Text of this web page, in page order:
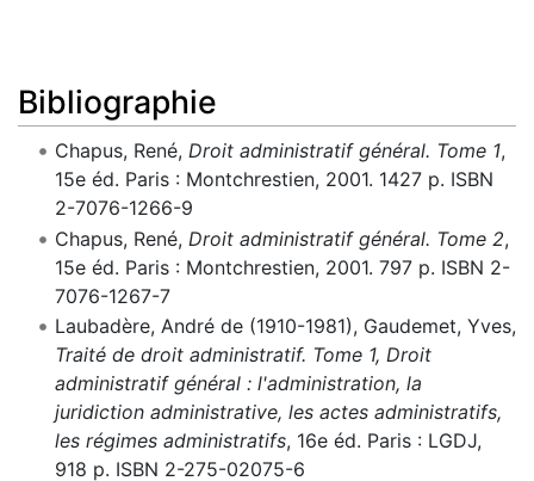
Bibliographie
Chapus, René, Droit administratif général. Tome 1,
15e éd. Paris : Montchrestien, 2001. 1427 p. ISBN
2-7076-1266-9
Chapus, René, Droit administratif général. Tome 2,
15e éd. Paris : Montchrestien, 2001. 797 p. ISBN 2-
7076-1267-7
Laubadère, André de (1910-1981), Gaudemet, Yves,
Traité de droit administratif. Tome 1, Droit
administratif général : l'administration, la
juridiction administrative, les actes administratifs,
les régimes administratifs, 16e éd. Paris : LGDJ,
918 p. ISBN 2-275-02075-6